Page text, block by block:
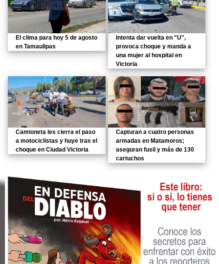
El clima para hoy 5 de agosto
en Tamaulipas
Intenta dar vuelta en "U",
provoca choque y manda a
una mujer al hospital en
Victoria
Camioneta les cierra el paso
a motociclistas y huye tras el
choque en Ciudad Victoria
Capturan a cuatro personas
armadas en Matamoros;
aseguran fusil y más de 130
cartuchos